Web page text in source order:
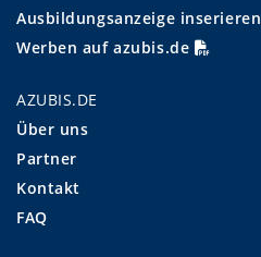
Ausbildungsanzeige inserieren
Werben auf azubis.de
AZUBIS.DE
Über uns
Partner
Kontakt
FAQ